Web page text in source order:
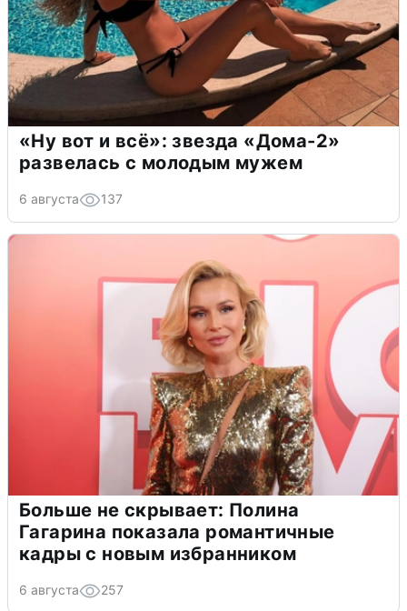
«Ну вот и всё»: звезда «Дома-2»
развелась с молодым мужем
6 августа 137
Больше не скрывает: Полина
Гагарина показала романтичные
кадры с новым избранником
6 августа 257